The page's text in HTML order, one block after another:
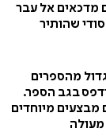
מדכאים אל עבר
שהותיר
מהספרים
בגב הספר.
מבצעים מיוחדים
מעולה